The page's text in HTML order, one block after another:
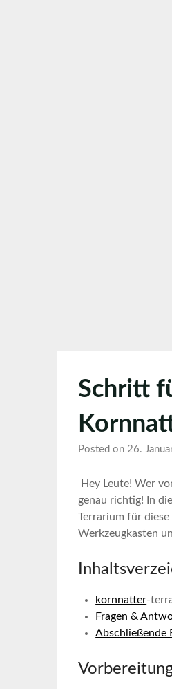
Schritt
Posted on 26.
Hey Leute! Wer
genau⁣ richtig! In
Terrarium für​
Werkzeugkasten
kornnatter-
Fragen &
Abschließende